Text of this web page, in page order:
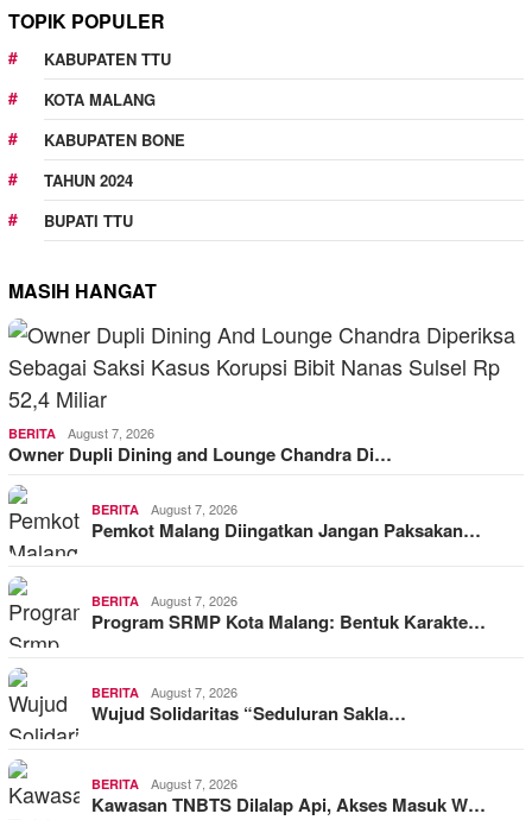
TOPIK POPULER
KABUPATEN TTU
KOTA MALANG
KABUPATEN BONE
TAHUN 2024
BUPATI TTU
MASIH HANGAT
BERITA August 7, 2026
Owner Dupli Dining and Lounge Chandra Di…
BERITA August 7, 2026
Pemkot Malang Diingatkan Jangan Paksakan…
BERITA August 7, 2026
Program SRMP Kota Malang: Bentuk Karakte…
BERITA August 7, 2026
Wujud Solidaritas “Seduluran Sakla…
BERITA August 7, 2026
Kawasan TNBTS Dilalap Api, Akses Masuk W…